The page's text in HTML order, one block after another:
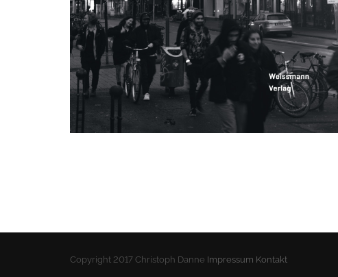
Copyright 2017 Christoph Danne Impressum Kontakt